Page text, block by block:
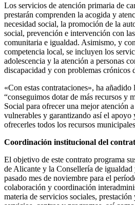
Los servicios de atención primaria de
prestarán comprenden la acogida y
necesidad social, la promoción de la
social, prevención e intervención con
comunitaria e igualdad. Asimismo, y
competencia local, se incluyen los
adolescencia y la atención a personas
discapacidad y con problemas crónicos
«Con estas contrataciones», ha
“conseguimos dotar de más recursos y
Social para ofrecer una mejor atención
vulnerables y garantizando así el apoyo
ofrecerles todos los recursos
Coordinación institucional del
El objetivo de este contrato programa
de Alicante y la Consellería de
pasado mes de noviembre para el
colaboración y coordinación
materia de servicios sociales,